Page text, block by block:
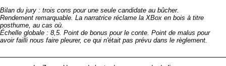
Bilan du jury : trois cons pour une seule candidate au bûcher.
Rendement remarquable. La narratrice réclame la XBox en bois à titre
posthume, au cas où.
Échelle globale : 8,5. Point de bonus pour le conte. Point de malus pour
avoir failli nous faire pleurer, ce qui n'était pas prévu dans le règlement.